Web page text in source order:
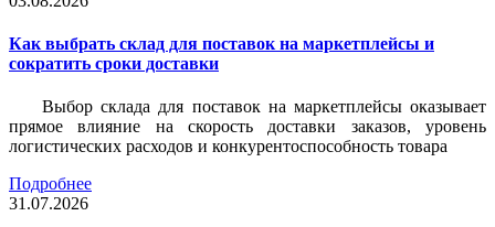
Как выбрать склад для поставок на маркетплейсы и
сократить сроки доставки
Выбор склада для поставок на маркетплейсы оказывает
прямое влияние на скорость доставки заказов, уровень
логистических расходов и конкурентоспособность товара
Подробнее
31.07.2026